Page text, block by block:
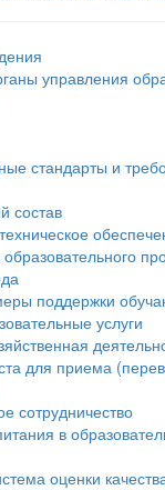
управления
стандарты и
состав
поддержки
услуги
для приема
сотрудничество
в
оценки